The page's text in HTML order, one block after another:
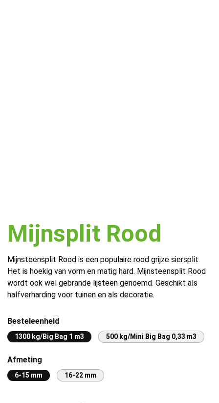
Mijnsplit Rood
Mijnsteensplit Rood is een populaire rood grijze siersplit.
Het is hoekig van vorm en matig hard. Mijnsteensplit Rood
wordt ook wel gebrande lijsteen genoemd. Geschikt als
halfverharding voor tuinen en als decoratie.
Besteleenheid
1300 kg/Big Bag 1 m3 500 kg/Mini Big Bag 0,33 m3
Afmeting
6-15 mm 16-22 mm